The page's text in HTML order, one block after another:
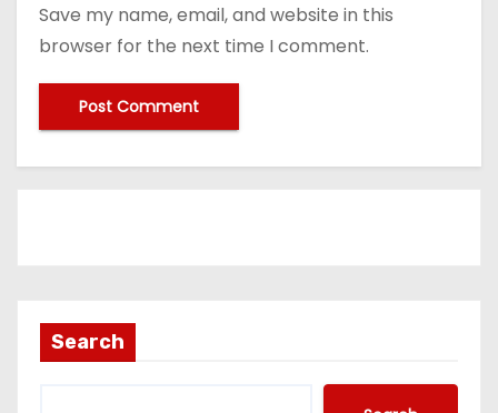
Save my name, email, and website in this
browser for the next time I comment.
Search